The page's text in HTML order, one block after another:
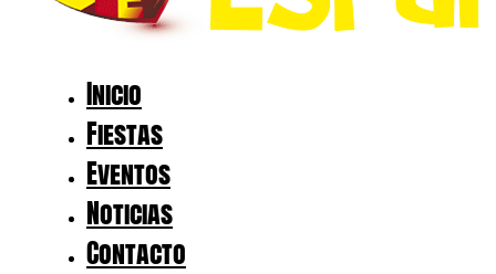
Inicio
Fiestas
Eventos
Noticias
Contacto